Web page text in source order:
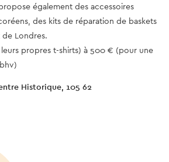
également des accessoires
des kits de réparation de baskets
Londres.
propres t-shirts) à 500 € (pour une
Historique, 105 62